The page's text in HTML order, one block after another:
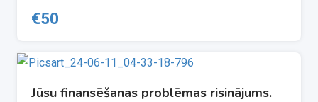
€50
Jūsu finansēšanas problēmas risinājums.